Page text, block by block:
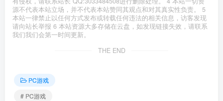
源不代表本站立场，并不代表本站赞同其观点和对其真实性负责。 5
本站一律禁止以任何方式发布或转载任何违法的相关信息，访客发现
请向站长举报 6 本站资源大多存储在云盘，如发现链接失效，请联系
我们我们会第一时间更新。
THE END
PC游戏
# PC游戏